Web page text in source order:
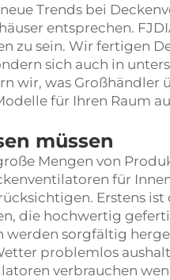
Trends bei
entsprechen.
zu sein. Wir fertigen
sich auch in
wir, was Großhändler
für Ihren Raum
müssen
Mengen von
für
Erstens
die hochwertig
sorgfältig
problemlos
verbrauchen